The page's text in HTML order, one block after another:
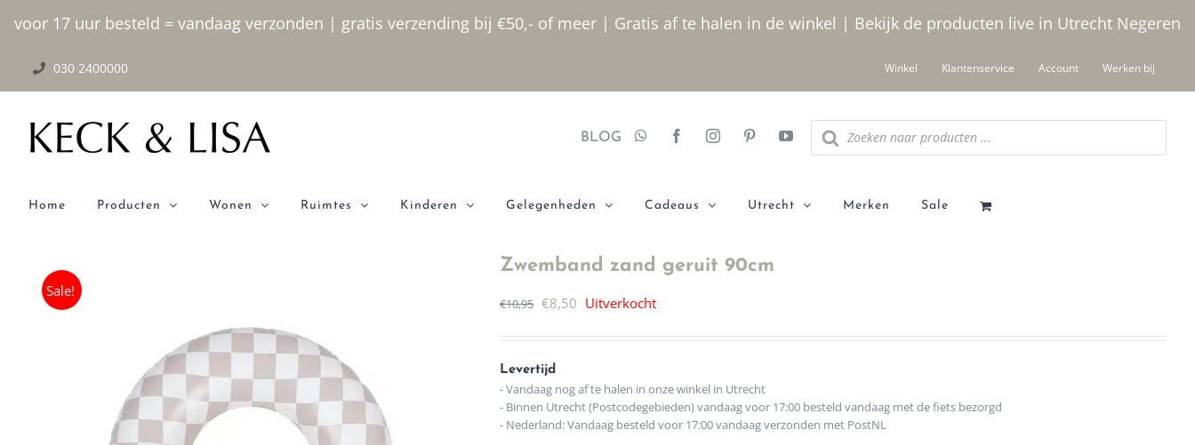
voor 17 uur besteld = vandaag verzonden | gratis verzending bij €50,- of meer | Gratis af te halen in de winkel | Bekijk de producten live in Utrecht Negeren
inhoud
030 2400000 Winkel Klantenservice Account Werken bij
BLOG
Producten
zoeken
Home Producten Wonen Ruimtes Kinderen Gelegenheden Cadeaus Utrecht Merken Sale
Sale!
Zwemband zand geruit 90cm
€10,95 Oorspronkelijke
was:
€10,95.
€8,50 Huidige
€8,50.
Uitverkocht
Levertijd
- Vandaag nog af te halen in onze winkel in Utrecht
- Binnen Utrecht (Postcodegebieden) vandaag voor 17:00 besteld vandaag met de fiets bezorgd
- Nederland: Vandaag besteld voor 17:00 vandaag verzonden met PostNL